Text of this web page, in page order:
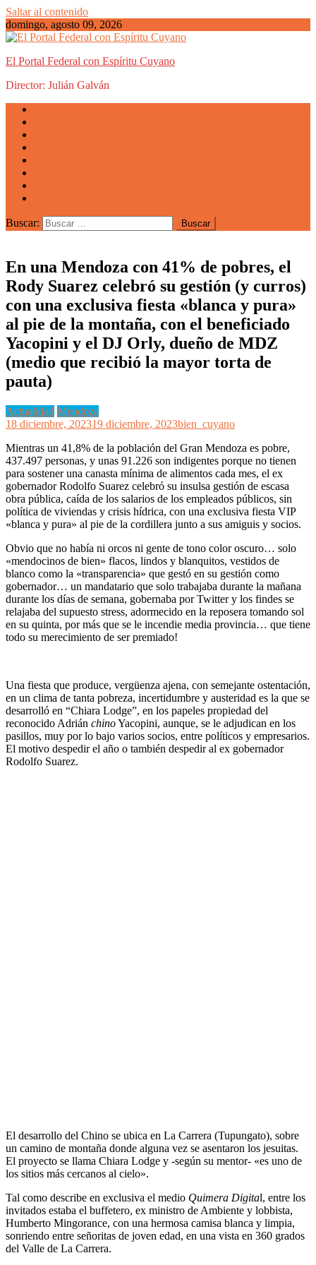
Saltar al contenido
domingo, agosto 09, 2026
El Portal Federal con Espíritu Cuyano
Director: Julián Galván
Buscar:
En una Mendoza con 41% de pobres, el
Rody Suarez celebró su gestión (y curros)
con una exclusiva fiesta «blanca y pura»
al pie de la montaña, con el beneficiado
Yacopini y el DJ Orly, dueño de MDZ
(medio que recibió la mayor torta de
pauta)
Actualidad Mendoza
18 diciembre, 202319 diciembre, 2023bien_cuyano
Mientras un 41,8% de la población del Gran Mendoza es pobre,
437.497 personas, y unas 91.226 son indigentes porque no tienen
para sostener una canasta mínima de alimentos cada mes, el ex
gobernador Rodolfo Suarez celebró su insulsa gestión de escasa
obra pública, caída de los salarios de los empleados públicos, sin
política de viviendas y crisis hídrica, con una exclusiva fiesta VIP
«blanca y pura» al pie de la cordillera junto a sus amiguis y socios.
Obvio que no había ni orcos ni gente de tono color oscuro… solo
«mendocinos de bien» flacos, lindos y blanquitos, vestidos de
blanco como la «transparencia» que gestó en su gestión como
gobernador… un mandatario que solo trabajaba durante la mañana
durante los días de semana, gobernaba por Twitter y los findes se
relajaba del supuesto stress, adormecido en la reposera tomando sol
en su quinta, por más que se le incendie media provincia… que tiene
todo su merecimiento de ser premiado!
Una fiesta que produce, vergüenza ajena, con semejante ostentación,
en un clima de tanta pobreza, incertidumbre y austeridad es la que se
desarrolló en “Chiara Lodge”, en los papeles propiedad del
reconocido Adrián chinoYacopini, aunque, se le adjudican en los
pasillos, muy por lo bajo varios socios, entre políticos y empresarios.
El motivo despedir el año o también despedir al ex gobernador
Rodolfo Suarez.
El desarrollo del Chino se ubica en La Carrera (Tupungato), sobre
un camino de montaña donde alguna vez se asentaron los jesuitas.
El proyecto se llama Chiara Lodge y -según su mentor- «es uno de
los sitios más cercanos al cielo».
Tal como describe en exclusiva el medio Quimera Digital, entre los
invitados estaba el buffetero, ex ministro de Ambiente y lobbista,
Humberto Mingorance, con una hermosa camisa blanca y limpia,
sonriendo entre señoritas de joven edad, en una vista en 360 grados
del Valle de La Carrera.